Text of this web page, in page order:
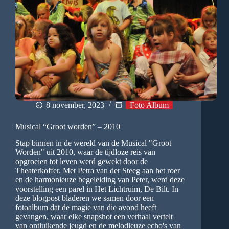
8 november, 2023 Foto Album
Musical “Groot worden” – 2010
Stap binnen in de wereld van de Musical "Groot
Worden" uit 2010, waar de tijdloze reis van
opgroeien tot leven werd gewekt door de
Theaterkoffer. Met Petra van der Steeg aan het roer
en de harmonieuze begeleiding van Peter, werd deze
voorstelling een parel in Het Lichtruim, De Bilt. In
deze blogpost bladeren we samen door een
fotoalbum dat de magie van die avond heeft
gevangen, waar elke snapshot een verhaal vertelt
van ontluikende jeugd en de melodieuze echo's van